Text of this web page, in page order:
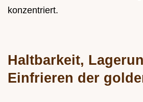
konzentriert.
Haltbarkeit,
Einfrieren der